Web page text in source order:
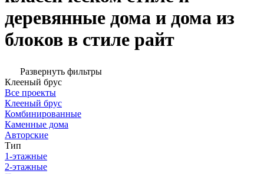
деревянные дома и дома из
блоков в стиле райт
Развернуть фильтры
Клееный брус
Все проекты
Клееный брус
Комбинированные
Каменные дома
Авторские
Тип
1-этажные
2-этажные